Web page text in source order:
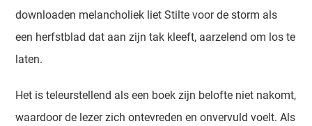
downloaden melancholiek liet Stilte voor de storm als
een herfstblad dat aan zijn tak kleeft, aarzelend om los te
laten.
Het is teleurstellend als een boek zijn belofte niet nakomt,
waardoor de lezer zich ontevreden en onvervuld voelt. Als